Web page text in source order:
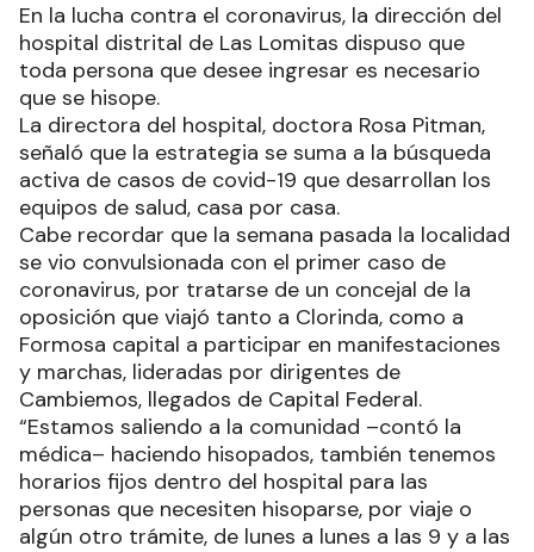
En la lucha contra el coronavirus, la dirección del
hospital distrital de Las Lomitas dispuso que
toda persona que desee ingresar es necesario
que se hisope.
La directora del hospital, doctora Rosa Pitman,
señaló que la estrategia se suma a la búsqueda
activa de casos de covid-19 que desarrollan los
equipos de salud, casa por casa.
Cabe recordar que la semana pasada la localidad
se vio convulsionada con el primer caso de
coronavirus, por tratarse de un concejal de la
oposición que viajó tanto a Clorinda, como a
Formosa capital a participar en manifestaciones
y marchas, lideradas por dirigentes de
Cambiemos, llegados de Capital Federal.
“Estamos saliendo a la comunidad –contó la
médica– haciendo hisopados, también tenemos
horarios fijos dentro del hospital para las
personas que necesiten hisoparse, por viaje o
algún otro trámite, de lunes a lunes a las 9 y a las